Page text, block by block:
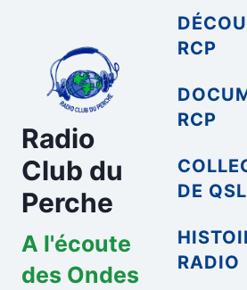
contenu
Radio
Club du
Perche
A l'écoute
des Ondes
RCP
RCP
DE QSL
RADIO